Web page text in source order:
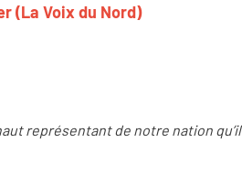
(La Voix du Nord)
représentant de notre nation qu’il